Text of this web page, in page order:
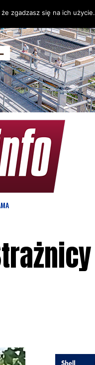
zgadzasz się na ich użycie.